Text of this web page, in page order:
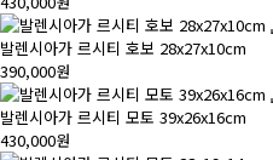
발렌시아가 르시티 호보 28x27x10cm
390,000원
발렌시아가 르시티 모토 39x26x16cm
430,000원